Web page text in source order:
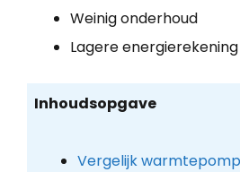
Weinig onderhoud
Lagere energierekening
Inhoudsopgave
Vergelijk